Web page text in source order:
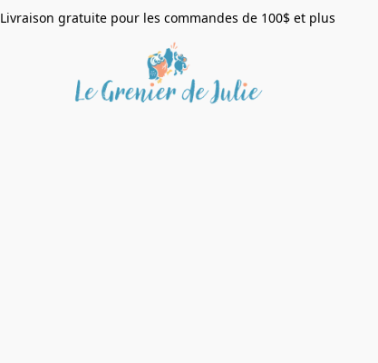
Livraison gratuite pour les commandes de 100$ et plus